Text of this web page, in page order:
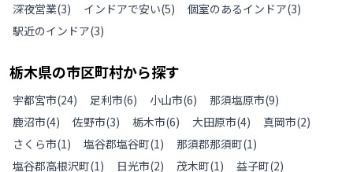
深夜営業(3) インドアで安い(5) 個室のあるインドア(3)
駅近のインドア(3)
栃木県の市区町村から探す
宇都宮市(24) 足利市(6) 小山市(6) 那須塩原市(9)
鹿沼市(4) 佐野市(3) 栃木市(6) 大田原市(4) 真岡市(2)
さくら市(1) 塩谷郡塩谷町(1) 那須郡那須町(1)
塩谷郡高根沢町(1) 日光市(2) 茂木町(1) 益子町(2)